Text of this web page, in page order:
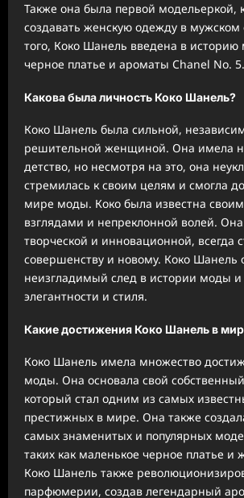
Также она была первой модельеркой,
создавать женскую одежду в мужском
того, Коко Шанель введена в
черное платье и ароматы Chanel No. 5.
Какова была личность Коко Шанель?
Коко Шанель была сильной,
решительной женщиной. Она имела
детство, но несмотря на это, она
стремилась к своим целям и смогла
мире моды. Коко была известна
взглядами и непреклонной волей.
творческой и инновационной, всегда
совершенству и новому. Коко Шанель
неизгладимый след в истории моды и
элегантности и стиля.
Какие достижения Коко Шанель в
Коко Шанель имела множество
моды. Она основала свой
который стал одним из самых
престижных в мире. Она также
самых знаменитых и популярных
таких как маленькое черное платье и
Коко Шанель также
парфюмерии, создав легендарный